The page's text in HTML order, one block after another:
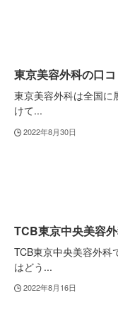
東京美容外科の口
東京美容外科は全国に
けて...
2022年8月30日
TCB東京中央美容
TCB東京中央美容外科
はどう...
2022年8月16日